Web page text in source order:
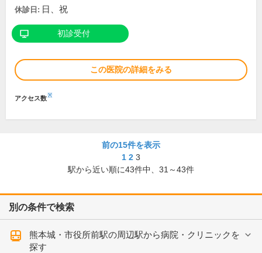
休診日: 日、祝
初診受付
この医院の詳細をみる
アクセス数※
前の15件を表示
1 2 3
駅から近い順に43件中、 31～43件
別の条件で検索
熊本城・市役所前駅の周辺駅から病院・クリニックを
探す